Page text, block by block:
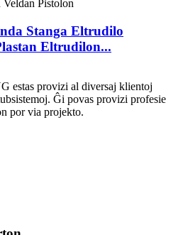
Stanga Eltrudilo
Eltrudilon...
estas provizi al diversaj klientoj
Ĝi povas provizi profesie
por via projekto.